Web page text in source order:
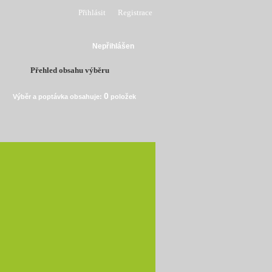
Přihlásit Registrace
Nepřihlášen
Přehled obsahu výběru
Výběr a poptávka obsahuje: 0 položek